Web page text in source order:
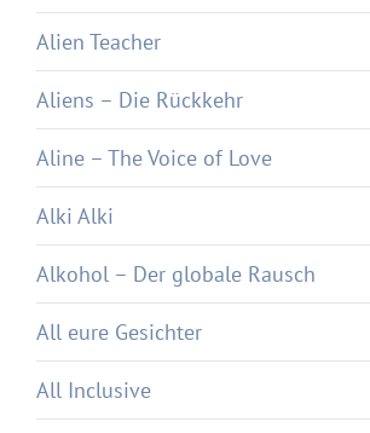
Alien Teacher
Aliens – Die Rückkehr
Aline – The Voice of Love
Alki Alki
Alkohol – Der globale Rausch
All eure Gesichter
All Inclusive